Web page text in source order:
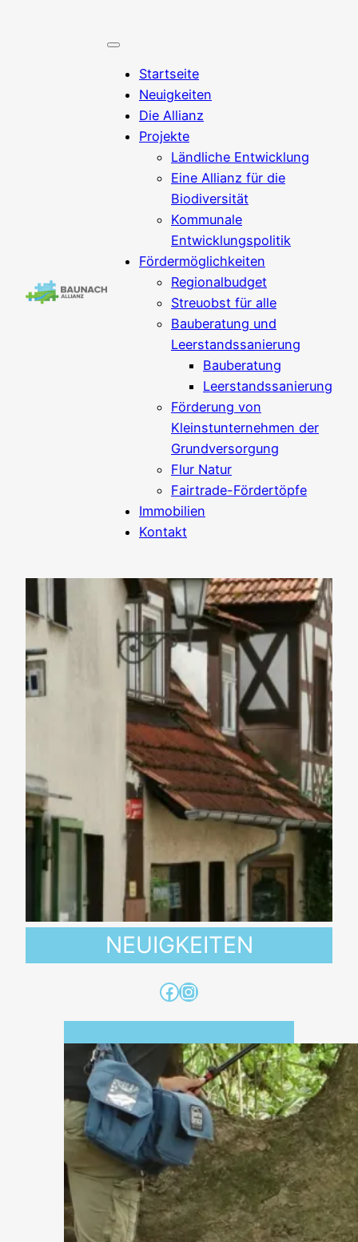
Startseite
Neuigkeiten
Die Allianz
Projekte
Ländliche Entwicklung
Eine Allianz für die
Biodiversität
Kommunale
Entwicklungspolitik
Fördermöglichkeiten
Regionalbudget
Streuobst für alle
Bauberatung und
Leerstandssanierung
Bauberatung
Leerstandssanierung
Förderung von
Kleinstunternehmen der
Grundversorgung
Flur Natur
Fairtrade-Fördertöpfe
Immobilien
Kontakt
NEUIGKEITEN
Facebook
Instagram